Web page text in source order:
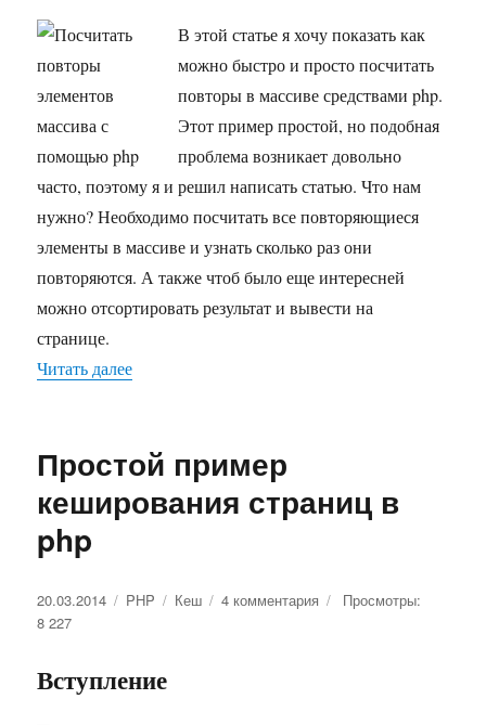
с
php
В этой статье я хочу показать как
можно быстро и просто посчитать
повторы в массиве средствами php.
Этот пример простой, но подобная
проблема возникает довольно
часто, поэтому я и решил написать статью. Что нам
нужно? Необходимо посчитать все повторяющиеся
элементы в массиве и узнать сколько раз они
повторяются. А также чтоб было еще интересней
можно отсортировать результат и вывести на
странице.
Читать далее
Простой пример
кеширования страниц в
php
Опубликовано
20.03.2014 Рубрики
PHP Метки
Кеш 4 комментария
Просмотры:
8 227
Вступление